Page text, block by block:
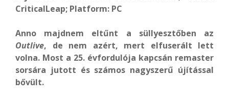
CriticalLeap; Platform: PC
Anno majdnem eltűnt a süllyesztőben az
Outlive, de nem azért, mert elfuserált lett
volna. Most a 25. évfordulója kapcsán remaster
sorsára jutott és számos nagyszerű újítással
bővült.